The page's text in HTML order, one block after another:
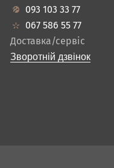
093 103 33 77
067 586 55 77
Доставка/сервіс
Зворотній дзвінок